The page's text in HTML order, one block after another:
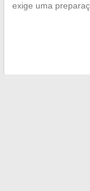
exige uma